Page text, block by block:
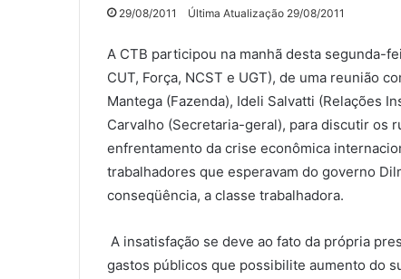
29/08/2011 Última Atualização 29/08/2011
A CTB participou na manhã desta segunda-
CUT, Força, NCST e UGT), de uma reunião
Mantega (Fazenda), Ideli Salvatti (Relações
Carvalho (Secretaria-geral), para discutir os
enfrentamento da crise econômica
trabalhadores que esperavam do governo
conseqüência, a classe trabalhadora.
A insatisfação se deve ao fato da própria
gastos públicos que possibilite aumento do